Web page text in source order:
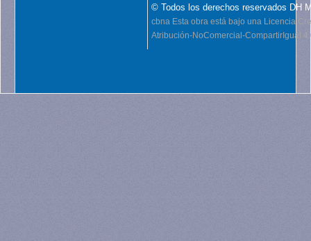
© Todos los derechos reservados DH
cbna Esta obra está bajo una Licencia
Atribución-NoComercial-CompartirIgual